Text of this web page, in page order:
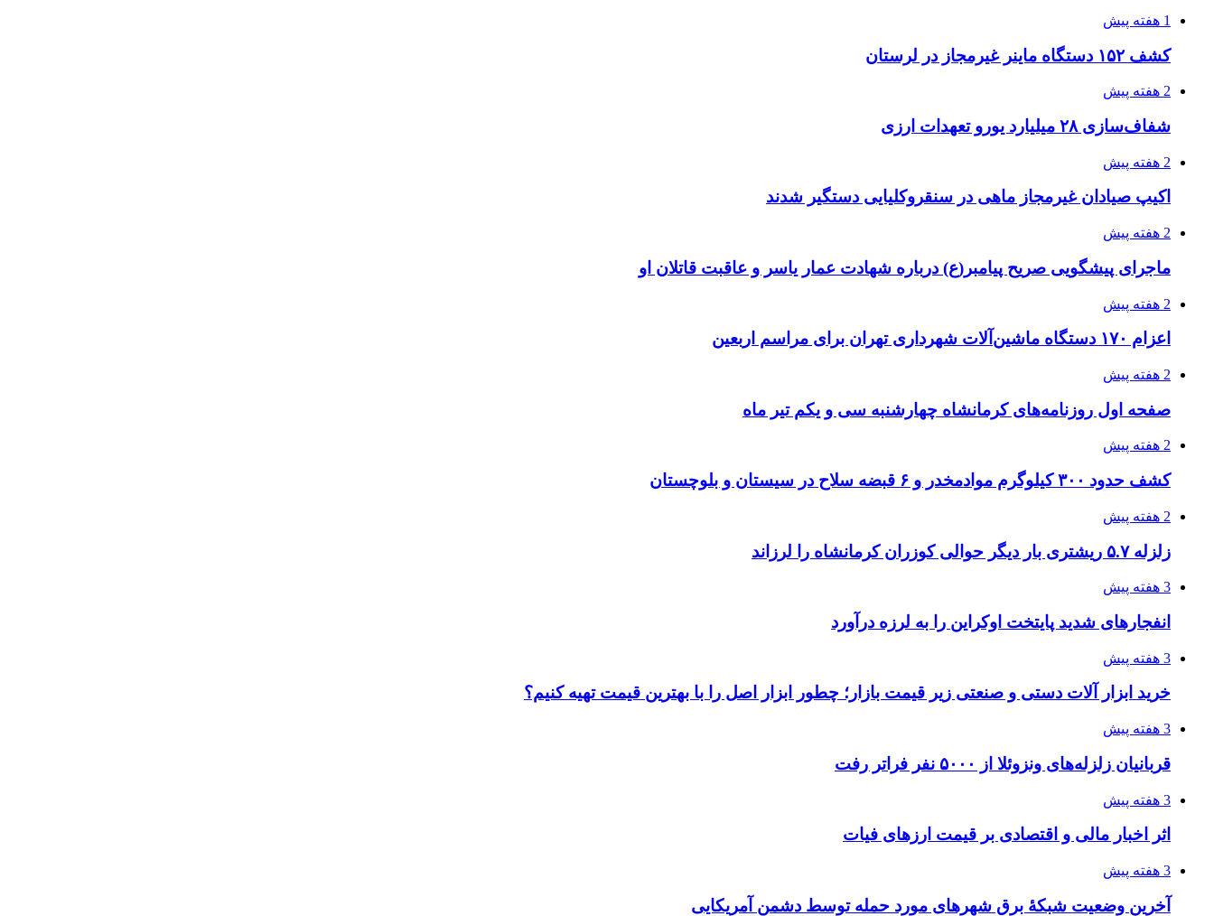
1 هفته پیش
کشف ۱۵۲ دستگاه ماینر غیرمجاز در لرستان
2 هفته پیش
شفاف‌سازی ۲۸ میلیارد یورو تعهدات ارزی
2 هفته پیش
اکیپ صیادان غیرمجاز ماهی در سنقروکلیایی دستگیر شدند
2 هفته پیش
ماجرای پیشگویی صریح پیامبر(ع) درباره شهادت عمار یاسر و عاقبت قاتلان او
2 هفته پیش
اعزام ۱۷۰ دستگاه ماشین‌آلات شهرداری تهران برای مراسم اربعین
2 هفته پیش
صفحه اول روزنامه‌های کرمانشاه چهارشنبه سی و یکم تیر ماه
2 هفته پیش
کشف حدود ۳۰۰ کیلوگرم موادمخدر و ۶ قبضه سلاح در سیستان و بلوچستان
2 هفته پیش
زلزله ۵.۷ ریشتری بار دیگر حوالی کوزران کرمانشاه را لرزاند
3 هفته پیش
انفجارهای شدید پایتخت اوکراین را به لرزه درآورد
3 هفته پیش
خرید ابزار آلات دستی و صنعتی زیر قیمت بازار؛ چطور ابزار اصل را با بهترین قیمت تهیه کنیم؟
3 هفته پیش
قربانیان زلزله‌های ونزوئلا از ۵۰۰۰ نفر فراتر رفت
3 هفته پیش
اثر اخبار مالی و اقتصادی بر قیمت ارزهای فیات
3 هفته پیش
آخرین وضعیت شبکۀ برق شهرهای مورد حمله توسط دشمن آمریکایی